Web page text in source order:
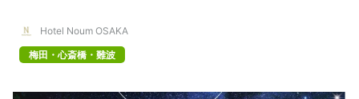
Hotel Noum OSAKA
梅田・心斎橋・難波